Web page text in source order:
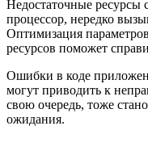
Недостаточные ресурсы
процессор, нередко
Оптимизация
ресурсов поможет
Ошибки в коде
могут приводить к
свою очередь, тоже
ожидания.